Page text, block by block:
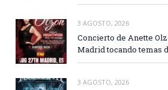
3 AGOSTO, 2026
Concierto de Anette
Madrid tocando temas
3 AGOSTO, 2026